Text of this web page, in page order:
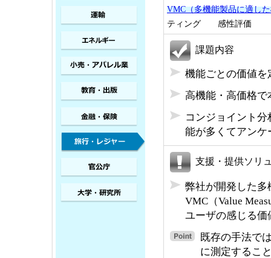
VMC（多機能製品に適し
ティング 感性評価
課題内容
機能ごとの価値
高機能・高価格
コンジョイント
能が多くてアン
支援・提供ソリ
弊社が開発した
VMC（Value
ユーザの感じる
既存の手法で
に測定するこ